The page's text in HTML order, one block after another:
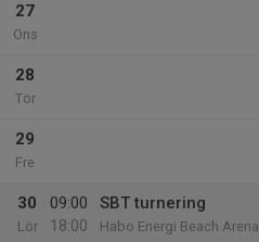
27
Ons
28
Tor
29
Fre
30
Lör
09:00
18:00
SBT turnering
Habo Energi Beach Arena